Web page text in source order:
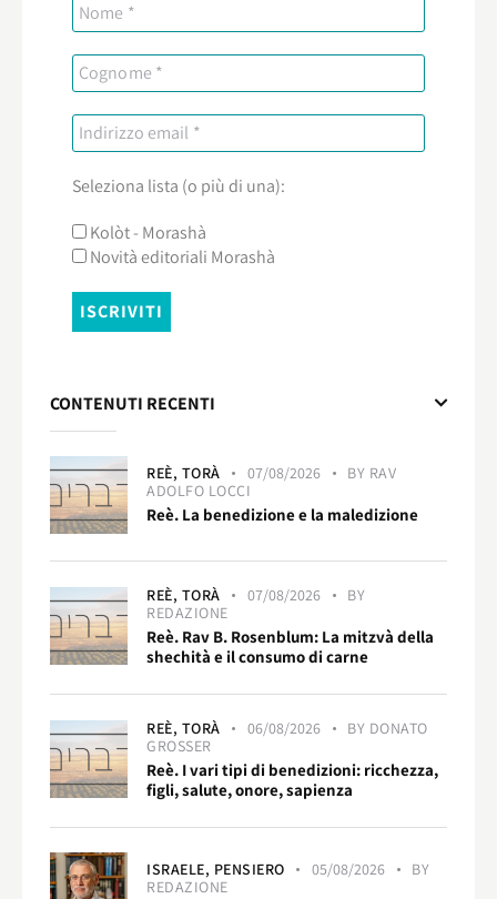
Seleziona lista (o più di una):
Kolòt - Morashà
Novità editoriali Morashà
CONTENUTI RECENTI
REÈ, TORÀ 07/08/2026 BY RAV
ADOLFO LOCCI
Reè. La benedizione e la maledizione
REÈ, TORÀ 07/08/2026
BY
REDAZIONE
Reè. Rav B. Rosenblum: La mitzvà della
shechità e il consumo di carne
REÈ, TORÀ 06/08/2026 BY DONATO
GROSSER
Reè. I vari tipi di benedizioni: ricchezza,
figli, salute, onore, sapienza
ISRAELE, PENSIERO 05/08/2026
BY
REDAZIONE